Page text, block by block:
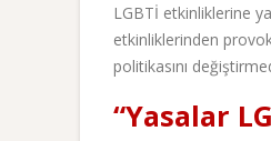
LGBTİ etkinliklerine
etkinliklerinden
politikasını
“Yasalar